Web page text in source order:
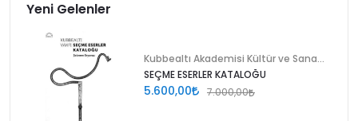
Yeni Gelenler
SEÇME ESERLER KATALOĞU
5.600,00 7.000,00